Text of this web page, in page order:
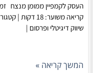
העסק לקמפיין ממומן מנצח
קריאה משוער: 18 דקות |
שיווק דיגיטלי ופרסום |
המשך קריאה »